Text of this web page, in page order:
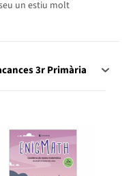
un estiu molt
3r Primària